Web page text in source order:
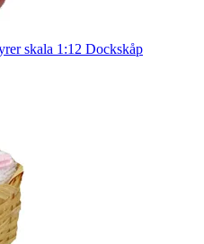
skala 1:12 Dockskåp